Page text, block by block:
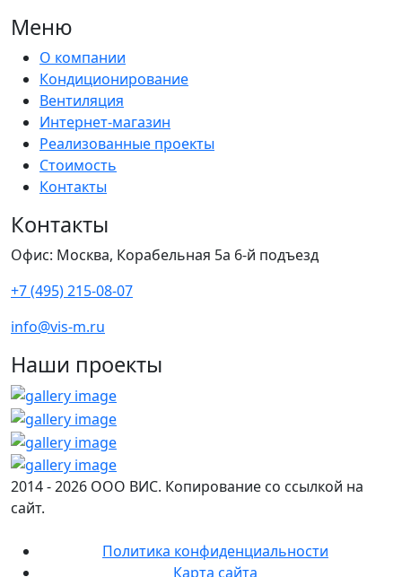
Меню
О компании
Кондиционирование
Вентиляция
Интернет-магазин
Реализованные проекты
Стоимость
Контакты
Контакты
Офис: Москва, Корабельная 5а 6-й подъезд
+7 (495) 215-08-07
info@vis-m.ru
Наши проекты
2014 - 2026 ООО ВИС. Копирование со ссылкой на
сайт.
Политика конфиденциальности
Карта сайта